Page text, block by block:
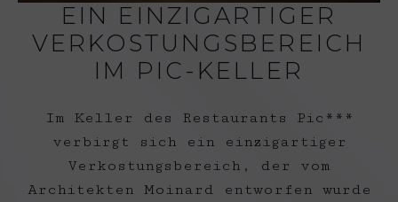
EIN EINZIGARTIGER
VERKOSTUNGSBEREICH
IM PIC-KELLER
Im Keller des Restaurants Pic***
verbirgt sich ein einzigartiger
Verkostungsbereich, der vom
Architekten Moinard entworfen wurde